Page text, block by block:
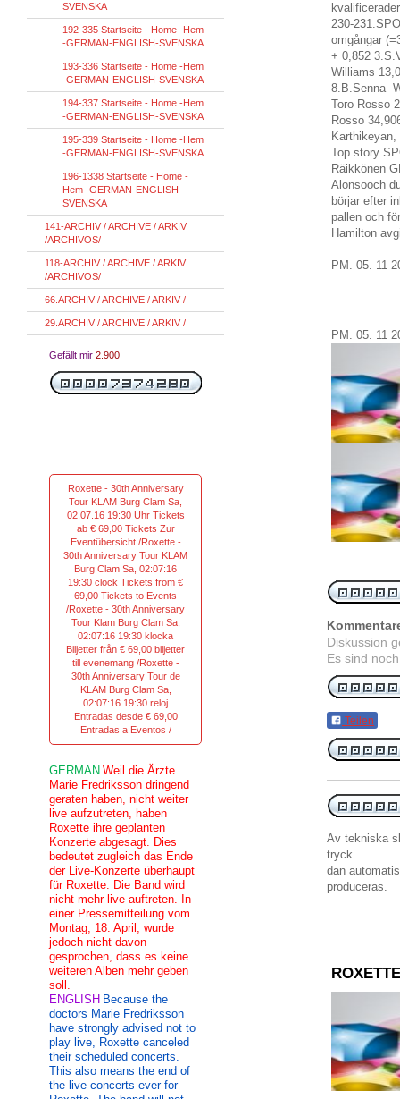
kvalificerade
230-231.
omgångar
+ 0,852
Williams
8.B.Senna
Toro Rosso
Rosso
Top story
Räikkönen
Alonsooch
börjar efter
pallen och
Hamilton
PM. 05. 11
PM. 05. 11
Diskussion
Es sind
Teilen
Av tekniska
tryck
dan
produceras.
SVENSKA
192-335 Startseite - Home -Hem
-GERMAN-ENGLISH-SVENSKA
193-336 Startseite - Home -Hem
-GERMAN-ENGLISH-SVENSKA
194-337 Startseite - Home -Hem
-GERMAN-ENGLISH-SVENSKA
195-339 Startseite - Home -Hem
-GERMAN-ENGLISH-SVENSKA
196-1338 Startseite - Home -
Hem -GERMAN-ENGLISH-
SVENSKA
141-ARCHIV / ARCHIVE / ARKIV
/ARCHIVOS/
118-ARCHIV / ARCHIVE / ARKIV
/ARCHIVOS/
66.ARCHIV / ARCHIVE / ARKIV /
29.ARCHIV / ARCHIVE / ARKIV /
Gefällt mir 2.900
Roxette - 30th Anniversary
Tour KLAM Burg Clam Sa,
02.07.16 19:30 Uhr Tickets
ab € 69,00 Tickets Zur
Eventübersicht /Roxette -
30th Anniversary Tour KLAM
Burg Clam Sa, 02:07:16
19:30 clock Tickets from €
69,00 Tickets to Events
/Roxette - 30th Anniversary
Tour Klam Burg Clam Sa,
02:07:16 19:30 klocka
Biljetter från € 69,00 biljetter
till evenemang /Roxette -
30th Anniversary Tour de
KLAM Burg Clam Sa,
02:07:16 19:30 reloj
Entradas desde € 69,00
Entradas a Eventos /
GERMAN Weil die Ärzte
Marie Fredriksson dringend
geraten haben, nicht weiter
live aufzutreten, haben
Roxette ihre geplanten
Konzerte abgesagt. Dies
bedeutet zugleich das Ende
der Live-Konzerte überhaupt
für Roxette. Die Band wird
nicht mehr live auftreten. In
einer Pressemitteilung vom
Montag, 18. April, wurde
jedoch nicht davon
gesprochen, dass es keine
weiteren Alben mehr geben
soll.
ENGLISH Because the
doctors Marie Fredriksson
have strongly advised not to
play live, Roxette canceled
their scheduled concerts.
This also means the end of
the live concerts ever for